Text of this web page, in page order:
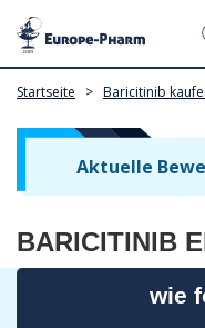
Startseite > Baricitinib
Aktuelle
BARICITINIB
wie